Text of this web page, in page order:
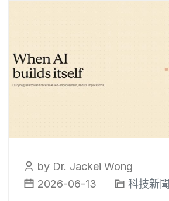
by Dr. Jackei Wong
2026-06-13
科技新聞